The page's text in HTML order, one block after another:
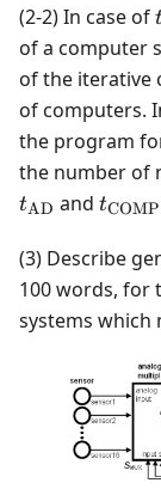
(2-2) In case of
of a computer
of the iterative
of computers.
the program
the number of
tAD and tCOMP
(3) Describe
100 words, for
systems which